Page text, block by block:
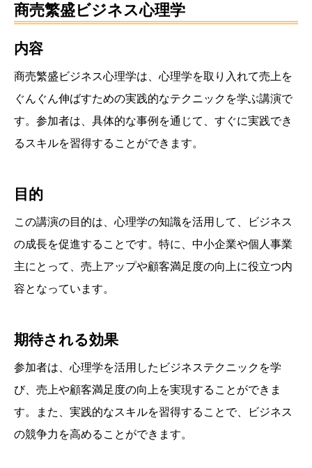
商売繁盛ビジネス心理学
内容
商売繁盛ビジネス心理学は、心理学を取り入れて売上を
ぐんぐん伸ばすための実践的なテクニックを学ぶ講演で
す。参加者は、具体的な事例を通じて、すぐに実践でき
るスキルを習得することができます。
目的
この講演の目的は、心理学の知識を活用して、ビジネス
の成長を促進することです。特に、中小企業や個人事業
主にとって、売上アップや顧客満足度の向上に役立つ内
容となっています。
期待される効果
参加者は、心理学を活用したビジネステクニックを学
び、売上や顧客満足度の向上を実現することができま
す。また、実践的なスキルを習得することで、ビジネス
の競争力を高めることができます。